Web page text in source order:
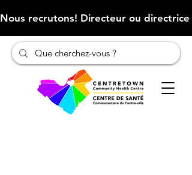
Nous recrutons! Directeur ou